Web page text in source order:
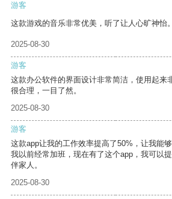
游客
这款游戏的音乐非常优美，听了让人心旷神怡。
2025-08-30
游客
这款办公软件的界面设计非常简洁，使用起来
很合理，一目了然。
2025-08-30
游客
这款app让我的工作效率提高了50%，让我能
我以前经常加班，现在有了这个app，我可以
伴家人。
2025-08-30